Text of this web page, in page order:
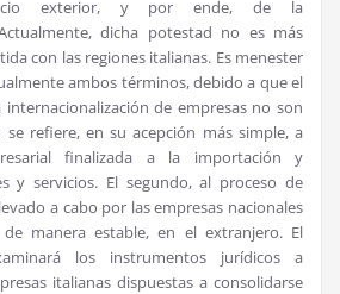
exterior, y por ende, de la
dicha potestad no es más
con las regiones italianas. Es menester
ambos términos, debido a que el
de empresas no son
refiere, en su acepción más simple, a
finalizada a la importación y
y servicios. El segundo, al proceso de
a cabo por las empresas nacionales
manera estable, en el extranjero. El
los instrumentos jurídicos a
italianas dispuestas a consolidarse